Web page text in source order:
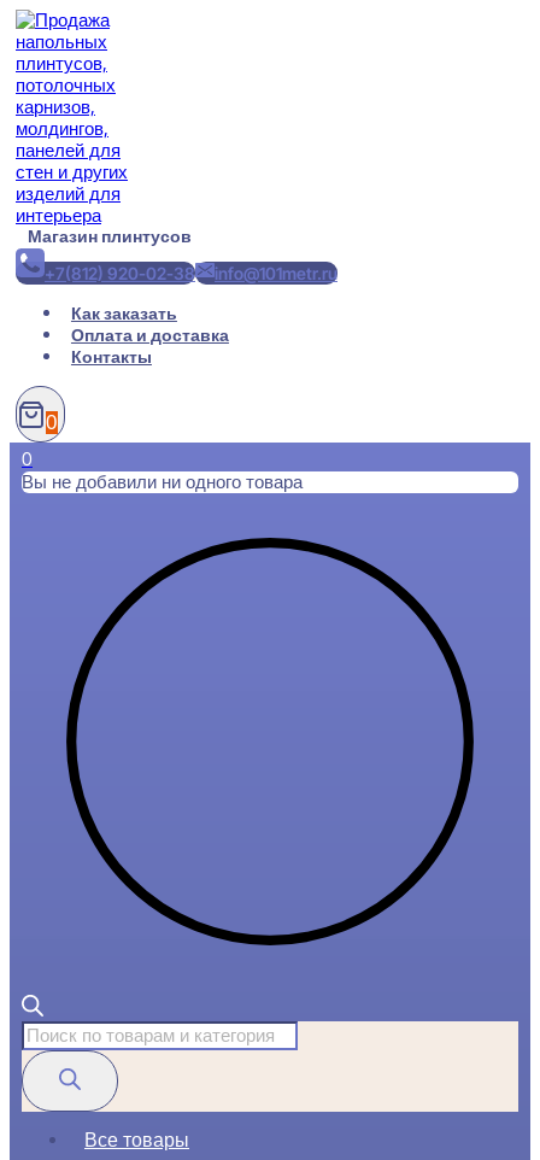
Перейти
содержимому
Магазин плинтусов
+7(812) 920-02-38
info@101metr.ru
Как заказать
Оплата и доставка
Контакты
0
0
Вы не добавили ни одного товара
Поиск
товаров
Все товары